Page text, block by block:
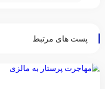
پست های مرتبط